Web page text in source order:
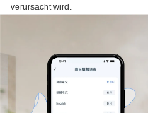
verursacht wird.